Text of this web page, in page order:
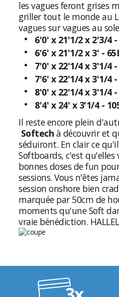
les vagues feront grises
griller tout le monde au
vagues sur vagues au
6'0' x 21'1/2 x 2'3/4 -
6'6' x 21'1/2 x 3' -
7'0' x 22'1/4 x 3'1/4 -
7'6' x 22'1/4 x 3'1/4 -
8'0' x 22'1/4 x 3'1/4 -
8'4' x 24' x 3'1/4 -
Il reste encore plein
Softech à découvrir et
séduiront. En clair ce
Softboards, c'est qu'elles
bonnes doses de fun
sessions. Vous n'êtes
session onshore bien
marquée par 50cm de
moments qu'une Soft
vraie bénédiction.